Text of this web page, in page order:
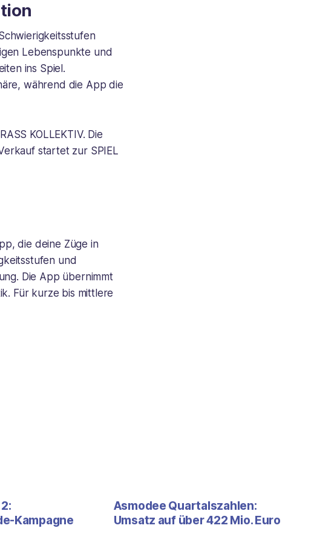
Lebenspunkte und
ins Spiel.
während die App die
KOLLEKTIV. Die
startet zur SPIEL
die deine Züge in
und
Die App übernimmt
Für kurze bis mittlere
Kampagne
Asmodee Quartalszahlen:
Umsatz auf über 422 Mio. Euro